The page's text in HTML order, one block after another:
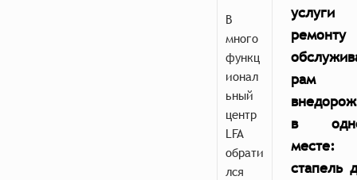
В
много
функц
ионал
ьный
центр
LFA
обрати
лся
услуги
рам
в
месте:
стапель